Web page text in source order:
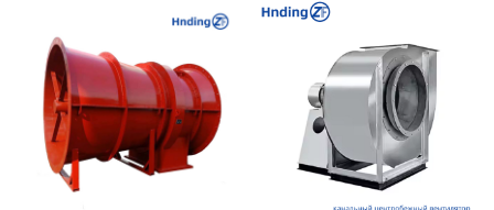
вентиляции
надежность и
энергоэффективность
от XYZ